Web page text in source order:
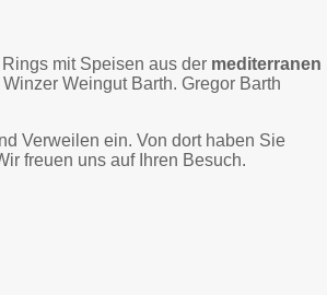
mit Speisen aus der mediterranen
Weingut Barth. Gregor Barth
Verweilen ein. Von dort haben Sie
freuen uns auf Ihren Besuch.